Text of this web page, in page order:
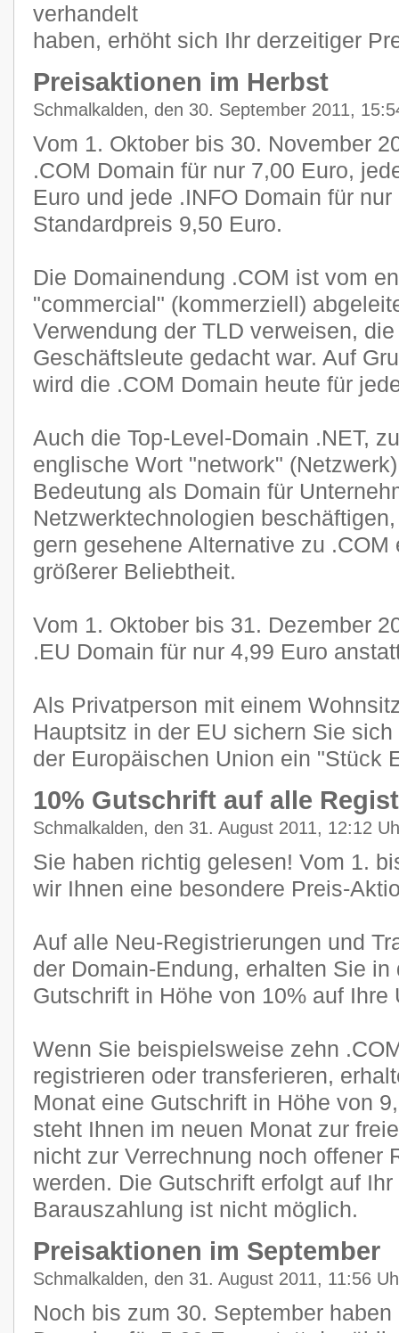
verhandelt
haben, erhöht sich Ihr derzeitiger
Preisaktionen im Herbst
Schmalkalden, den 30. September 2011,
Vom 1. Oktober bis 30. November
.COM Domain für nur 7,00 Euro,
Euro und jede .INFO Domain für
Standardpreis 9,50 Euro.
Die Domainendung .COM ist vom
"commercial" (kommerziell)
Verwendung der TLD verweisen,
Geschäftsleute gedacht war. Auf
wird die .COM Domain heute für
Auch die Top-Level-Domain .NET,
englische Wort "network"
Bedeutung als Domain für
Netzwerktechnologien
gern gesehene Alternative zu
größerer Beliebtheit.
Vom 1. Oktober bis 31. Dezember
.EU Domain für nur 4,99 Euro
Als Privatperson mit einem
Hauptsitz in der EU sichern Sie
der Europäischen Union ein "Stück
10% Gutschrift auf alle
Schmalkalden, den 31. August 2011, 12:12
Sie haben richtig gelesen! Vom 1.
wir Ihnen eine besondere Preis-
Auf alle Neu-Registrierungen und
der Domain-Endung, erhalten Sie
Gutschrift in Höhe von 10% auf Ihre
Wenn Sie beispielsweise zehn
registrieren oder transferieren,
Monat eine Gutschrift in Höhe von
steht Ihnen im neuen Monat zur
nicht zur Verrechnung noch offener
werden. Die Gutschrift erfolgt auf
Barauszahlung ist nicht möglich.
Preisaktionen im September
Schmalkalden, den 31. August 2011, 11:56
Noch bis zum 30. September